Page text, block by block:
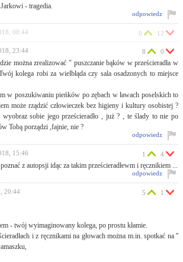
- tragedia.
odpowiedz
08:44 0 12
23:44
można zrealizować " puszczanie bąków w prześcieradła w
kolega robi za wielbłąda czy sala osadzonych to miejsce
w poszukiwaniu pieńków po zębach w ławach poselskich to
może rządzić człowieczek bez higieny i kultury osobistej ?
sobie jego prześcieradło , już ? , te ślady to nie po
Tobą porządzi ,fajnie, nie ?
8 0
odpowiedz
15:46
z autopsji idąc za takim prześcieradłewm i ręcznikiem ...
1 4
odpowiedz
20:44
- twój wyimaginowany kolega, po prostu kłamie.
i z ręcznikami na głowach można m.in. spotkać na ''
5 1